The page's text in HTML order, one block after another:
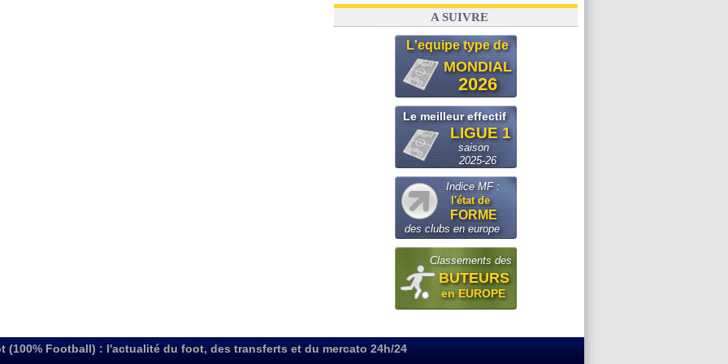
A SUIVRE
L'equipe type de
MONDIAL
2026
Le meilleur effectif
LIGUE 1
saison
2025-26
Indice MF :
l'état de
FORME
des clubs en europe
Classements des
BUTEURS
en EUROPE
(100% Football) : l'actualité du foot, des transferts et du mercato 24h/24